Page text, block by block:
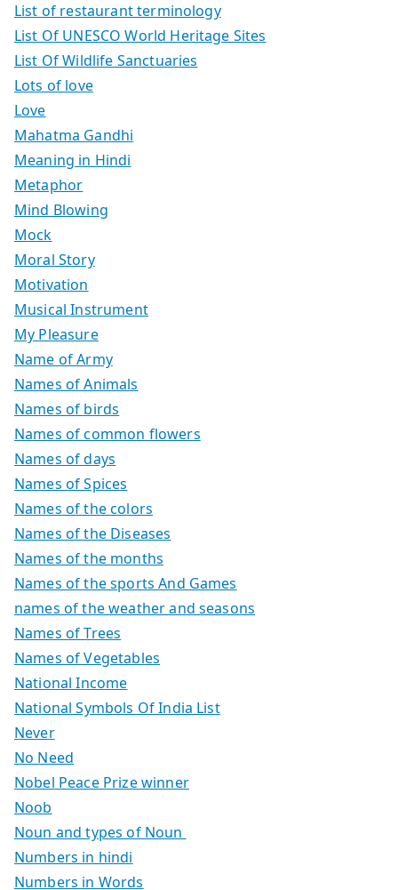
List of restaurant terminology
List Of UNESCO World Heritage Sites
List Of Wildlife Sanctuaries
Lots of love
Love
Mahatma Gandhi
Meaning in Hindi
Metaphor
Mind Blowing
Mock
Moral Story
Motivation
Musical Instrument
My Pleasure
Name of Army
Names of Animals
Names of birds
Names of common flowers
Names of days
Names of Spices
Names of the colors
Names of the Diseases
Names of the months
Names of the sports And Games
names of the weather and seasons
Names of Trees
Names of Vegetables
National Income
National Symbols Of India List
Never
No Need
Nobel Peace Prize winner
Noob
Noun and types of Noun
Numbers in hindi
Numbers in Words